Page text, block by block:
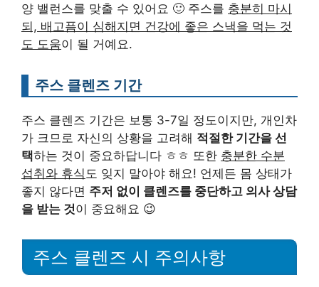
양 밸런스를 맞출 수 있어요 🙂 주스를 충분히 마시
되, 배고픔이 심해지면 건강에 좋은 스낵을 먹는 것
도 도움이 될 거예요.
주스 클렌즈 기간
주스 클렌즈 기간은 보통 3-7일 정도이지만, 개인차
가 크므로 자신의 상황을 고려해 적절한 기간을 선
택하는 것이 중요하답니다 ㅎㅎ 또한 충분한 수분
섭취와 휴식 도 잊지 말아야 해요! 언제든 몸 상태가
좋지 않다면 주저 없이 클렌즈를 중단하고 의사 상담
을 받는 것이 중요해요 😉
주스 클렌즈 시 주의사항